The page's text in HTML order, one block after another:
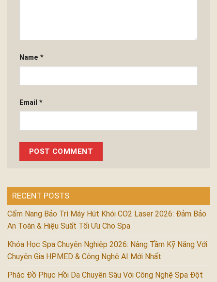
Name *
Email *
RECENT POSTS
Cẩm Nang Bảo Trì Máy Hút Khói CO2 Laser 2026: Đảm Bảo
An Toàn & Hiệu Suất Tối Ưu Cho Spa
Khóa Học Spa Chuyên Nghiệp 2026: Nâng Tầm Kỹ Năng Với
Chuyên Gia HPMED & Công Nghệ AI Mới Nhất
Phác Đồ Phục Hồi Da Chuyên Sâu Với Công Nghệ Spa Đột